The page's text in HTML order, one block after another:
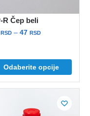
R Čep beli
RSD – 47RSDRaspon
27 rsd
do
Odaberite opcije